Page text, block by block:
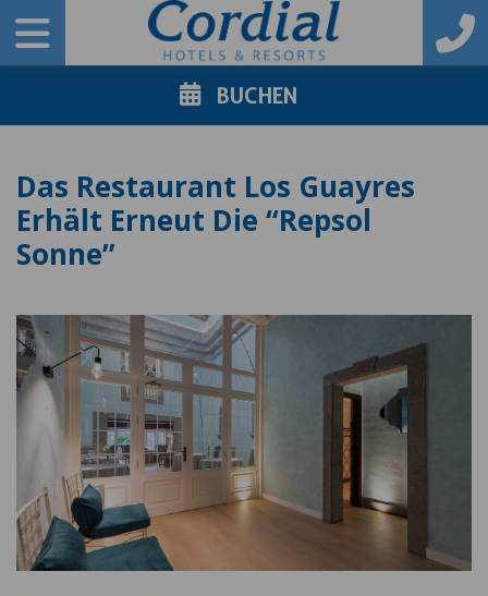
BUCHEN
Das Restaurant Los Guayres
Erhält Erneut Die “Repsol
Sonne”